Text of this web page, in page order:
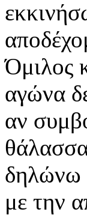
Όμιλος
αγώνα
αν
δηλώνω
με την